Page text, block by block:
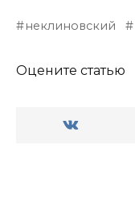
неклиновский
Оцените статью